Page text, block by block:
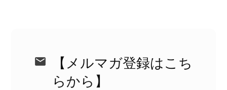
断できない状態の商品が届きとても残念です。 決して安い買い物
ではなかったため、ショックも大きかったです。 私は今後こちら
で購入することはないですが、同じような思いをする購入者が出
【メルマガ登録はこち
らから】